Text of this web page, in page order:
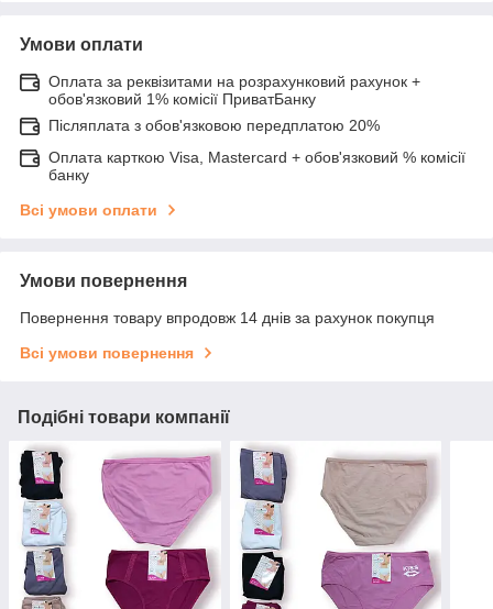
Умови оплати
Оплата за реквізитами на розрахунковий рахунок +
обов'язковий 1% комісії ПриватБанку
Післяплата з обов'язковою передплатою 20%
Оплата карткою Visa, Mastercard + обов'язковий % комісії
банку
Всі умови оплати
Умови повернення
Повернення товару впродовж 14 днів за рахунок покупця
Всі умови повернення
Подібні товари компанії